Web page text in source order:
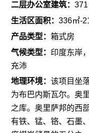
二层办公室建筑：
生活区面积：336㎡-
产品类型：箱式房
气候类型： 印度东岸
充沛
地理环境：该项目坐
为布巴内斯瓦尔。奥
之库。奥里萨邦的西
有铁、锰、铬、石墨